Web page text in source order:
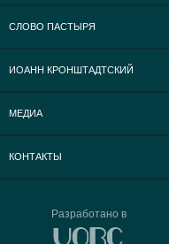
СЛОВО ПАСТЫРЯ
ИОАНН КРОНШТАДТСКИЙ
МЕДИА
КОНТАКТЫ
Разработано в